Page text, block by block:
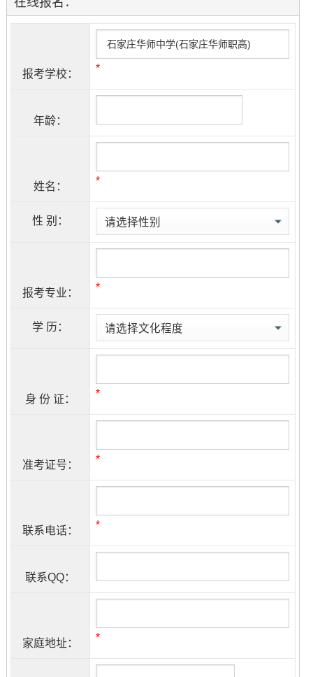
报考学校： *
年龄：
姓名： *
性 别：
报考专业： *
学 历：
身 份 证： *
准考证号： *
联系电话： *
联系QQ：
家庭地址： *